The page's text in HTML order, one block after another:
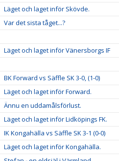
Läget och laget inför Skövde.
Var det sista tåget...?
Läget och laget inför Vänersborgs IF
BK Forward vs Säffle SK 3-0, (1-0)
Läget och laget inför Forward.
Ännu en uddamålsförlust.
Läget och laget inför Lidköpings FK.
IK Kongahälla vs Säffle SK 3-1 (0-0)
Läget och laget inför Kongahälla.